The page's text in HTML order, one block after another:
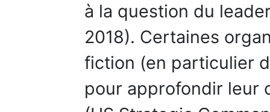
à la question du
2018). Certaines
fiction (en particulier
pour approfondir leur